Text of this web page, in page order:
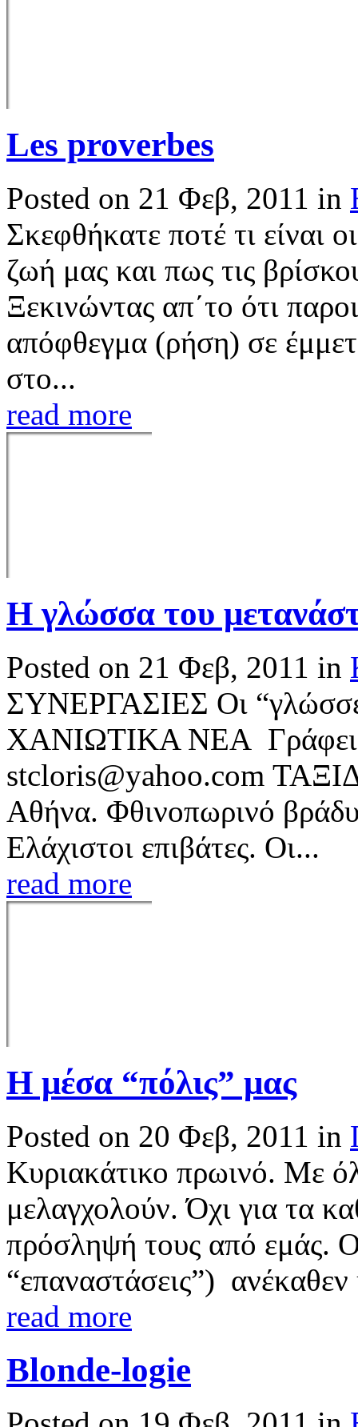
Les proverbes
Posted on 21 Φεβ, 2011 in
Σκεφθήκατε ποτέ τι είναι
ζωή μας και πως τις
Ξεκινώντας απ΄το ότι
απόφθεγμα (ρήση) σε
στο...
read more
H γλώσσα του
Posted on 21 Φεβ, 2011 in
ΣΥΝΕΡΓΑΣΙΕΣ Οι
ΧΑΝΙΩΤΙΚΑ ΝΕΑ
stcloris@yahoo.com
Αθήνα. Φθινοπωρινό
Ελάχιστοι επιβάτες. Οι...
read more
Η μέσα “πόλις” μας
Posted on 20 Φεβ, 2011 in
Κυριακάτικο πρωινό. Με
μελαγχολούν. Όχι για τα
πρόσληψή τους από εμάς.
“επαναστάσεις”)
read more
Blonde-logie